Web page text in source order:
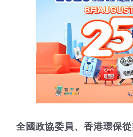
全國政協委員、香港環保